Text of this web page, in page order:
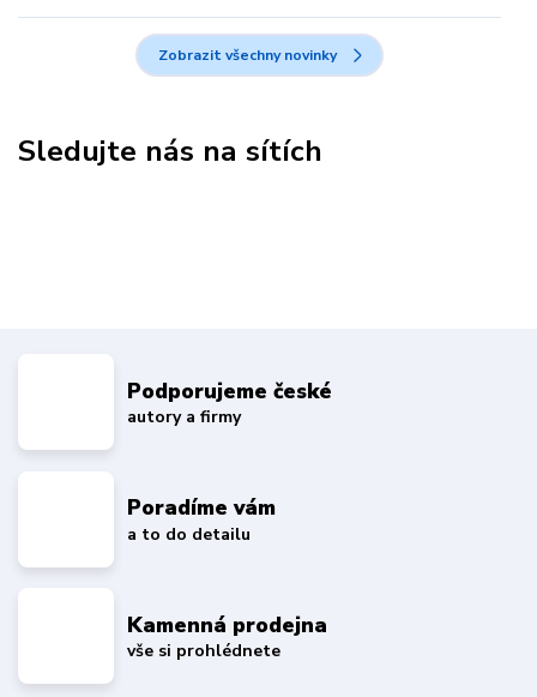
Zobrazit všechny novinky
Sledujte nás na sítích
Podporujeme české
autory a firmy
Poradíme vám
a to do detailu
Kamenná prodejna
vše si prohlédnete